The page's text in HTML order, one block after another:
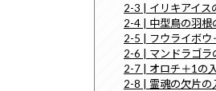
2-3 | イリキアイス
2-4 | 中型鳥の羽根
2-5 | フウライボウ
2-6 | マンドラゴラ
2-7 | オロチ＋1の
2-8 | 霊魂の欠片の